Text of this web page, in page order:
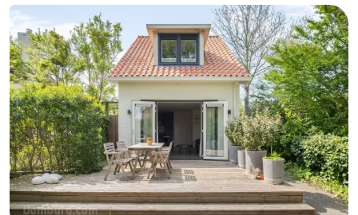
Für
kindern
Webcam
Webcam
Webcam
Strand
Übernachten
Appartements